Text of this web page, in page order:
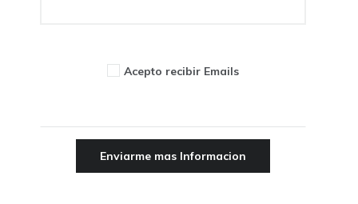
Acepto recibir Emails